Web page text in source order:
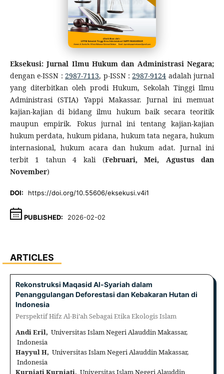
Eksekusi: Jurnal Ilmu Hukum dan Administrasi Negara;
dengan e-ISSN :2987-7113, p-ISSN :2987-9124 adalah jurnal
yang diterbitkan oleh prodi Hukum, Sekolah Tinggi Ilmu
Administrasi (STIA) Yappi Makassar. Jurnal ini memuat
kajian-kajian di bidang ilmu hukum baik secara teoritik
maupun empirik. Fokus jurnal ini tentang kajian-kajian
hukum perdata, hukum pidana, hukum tata negara, hukum
internasional, hukum acara dan hukum adat. Jurnal ini
terbit 1 tahun 4 kali (Februari, Mei, Agustus dan
November)
DOI: https://doi.org/10.55606/eksekusi.v4i1
PUBLISHED: 2026-02-02
ARTICLES
Rekonstruksi Maqasid Al-Syariah dalam
Penanggulangan Deforestasi dan Kebakaran Hutan di
Indonesia
Perspektif Hifz Al-Bi’ah Sebagai Etika Ekologis Islam
Andi Eril, Universitas Islam Negeri Alauddin Makassar,
Indonesia
Hayyul H, Universitas Islam Negeri Alauddin Makassar,
Indonesia
Kurniati Kurniati, Universitas Islam Negeri Alauddin